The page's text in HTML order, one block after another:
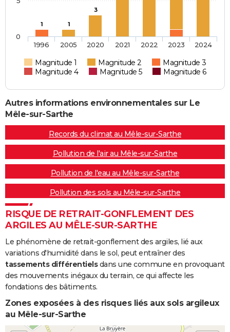
1 1
3
Magnitude 1 Magnitude 2
Magnitude 3
Magnitude 4
Magnitude 5 Magnitude 6
1996 2005 2020 2021 2022 2023 2024
0
Autres informations environnementales sur Le
Mêle-sur-Sarthe
Records du climat au Mêle-sur-Sarthe
Pollution de l'air au Mêle-sur-Sarthe
Pollution de l'eau au Mêle-sur-Sarthe
Pollution des sols au Mêle-sur-Sarthe
RISQUE DE RETRAIT-GONFLEMENT DES
ARGILES AU MÊLE-SUR-SARTHE
Le phénomène de retrait-gonflement des argiles, lié aux
variations d'humidité dans le sol, peut entraîner des
tassements différentielsdans une commune en provoquant
des mouvements inégaux du terrain, ce qui affecte les
fondations des bâtiments.
Zones exposées à des risques liés aux sols argileux
au Mêle-sur-Sarthe